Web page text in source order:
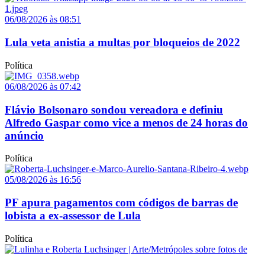
06/08/2026 às 08:51
Lula veta anistia a multas por bloqueios de 2022
Política
06/08/2026 às 07:42
Flávio Bolsonaro sondou vereadora e definiu
Alfredo Gaspar como vice a menos de 24 horas do
anúncio
Política
05/08/2026 às 16:56
PF apura pagamentos com códigos de barras de
lobista a ex-assessor de Lula
Política